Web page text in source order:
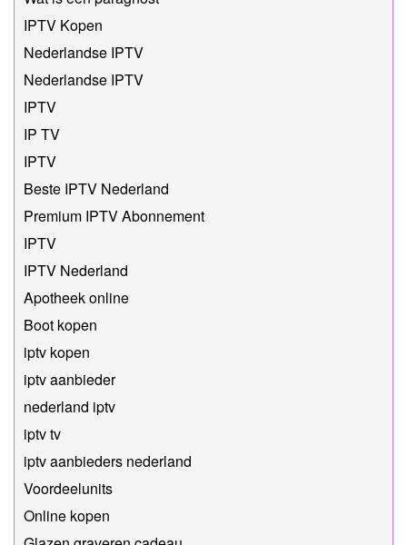
IPTV Kopen
Nederlandse IPTV
Nederlandse IPTV
IPTV
IP TV
IPTV
Beste IPTV Nederland
Premium IPTV Abonnement
IPTV
IPTV Nederland
Apotheek online
Boot kopen
iptv kopen
iptv aanbieder
nederland iptv
iptv tv
iptv aanbieders nederland
Voordeelunits
Online kopen